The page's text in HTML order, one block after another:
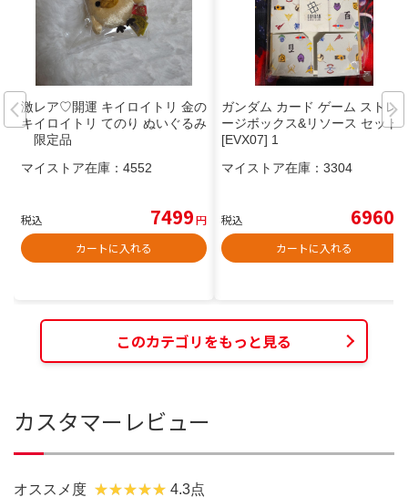
激レア♡開運 キイロイトリ 金の
キイロイトリ てのり ぬいぐるみ
限定品
マイストア在庫： 4552
税込 7499円
カートに入れる
ガンダム カード ゲーム ストレ
ージボックス&リソース セット
[EVX07] 1
マイストア在庫： 3304
税込 6960
カートに入れる
このカテゴリをもっと見る
カスタマーレビュー
オススメ度 4.3点